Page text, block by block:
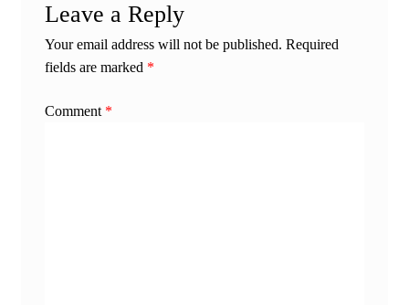
Leave a Reply
Your email address will not be published. Required
fields are marked *
Comment *